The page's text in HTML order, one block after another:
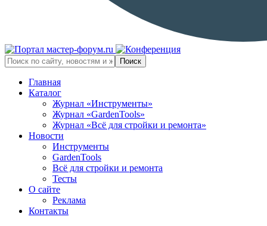
Главная
Каталог
Журнал «Инструменты»
Журнал «GardenTools»
Журнал «Всё для стройки и ремонта»
Новости
Инструменты
GardenTools
Всё для стройки и ремонта
Тесты
О сайте
Реклама
Контакты